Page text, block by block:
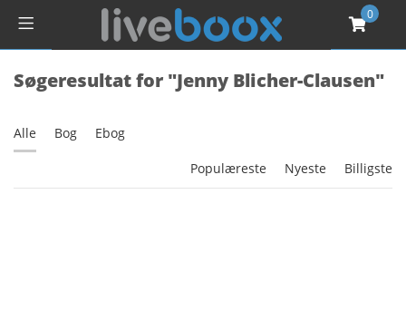
0
Søgeresultat for "Jenny Blicher-Clausen"
Alle Bog Ebog
Populæreste Nyeste Billigste